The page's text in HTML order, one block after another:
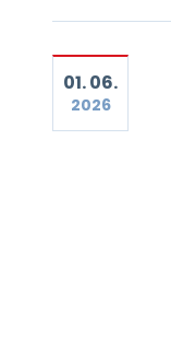
01. 06.
2026